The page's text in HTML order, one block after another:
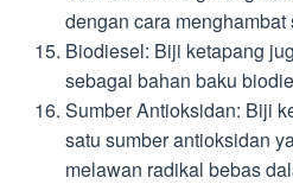
dengan cara
Biodiesel: Biji ketapang
sebagai bahan baku
Sumber Antioksidan: Biji
satu sumber antioksidan
melawan radikal bebas